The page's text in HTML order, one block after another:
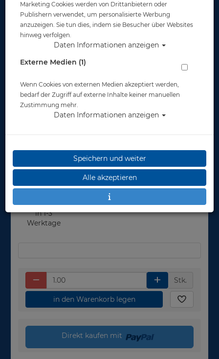
Wartungssatz für kompl.
Herstellerpreis: 68,00 €
37,95 €
Lieferbar
in 1-3
Werktage
Stk.
in den Warenkorb legen
Direkt kaufen mit
Marketing Cookies werden von Drittanbietern oder
Publishern verwendet, um personalisierte Werbung
anzuzeigen. Sie tun dies, indem sie Besucher über Websites
hinweg verfolgen.
Daten Informationen anzeigen
Externe Medien (1)
Wenn Cookies von externen Medien akzeptiert werden,
bedarf der Zugriff auf externe Inhalte keiner manuellen
Zustimmung mehr.
Daten Informationen anzeigen
Speichern und weiter
Alle akzeptieren